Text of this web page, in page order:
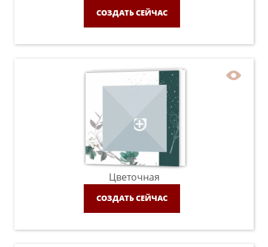
СОЗДАТЬ СЕЙЧАС
Цветочная
СОЗДАТЬ СЕЙЧАС